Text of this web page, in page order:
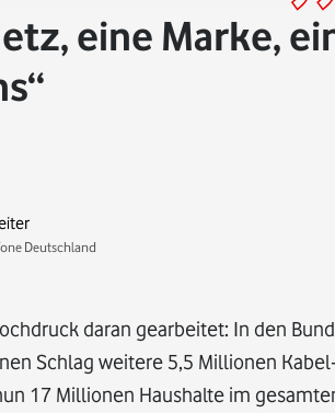
eine Marke,
Deutschland
daran gearbeitet: In den
Schlag weitere 5,5 Millionen
17 Millionen Haushalte im